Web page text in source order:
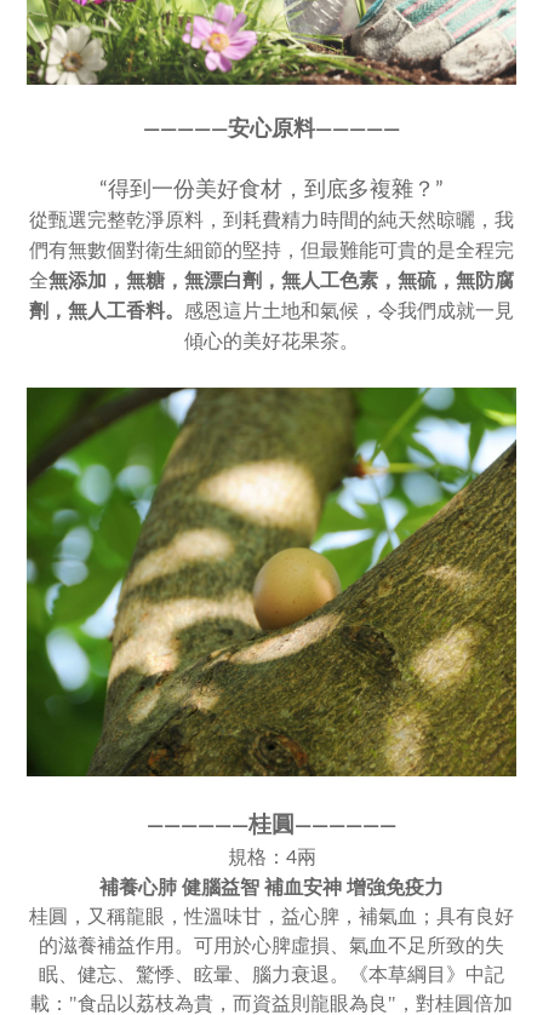
—————安心原料—————
“得到一份美好食材，到底多複雜？”
從甄選完整乾淨原料，到耗費精力時間的純天然晾曬，我
們有無數個對衛生細節的堅持，但最難能可貴的是全程完
全無添加， 無糖，無漂白劑，無人工色素， 無硫，無防腐
劑，無人工香料。 感恩這片土地和氣候，令我們成就一見
傾心的美好花果茶。
——————桂圓 ——————
規格：4兩
補養心肺 健腦益智 補血安神 增強免疫力
桂圓，又稱龍眼，性溫味甘，益心脾，補氣血；具有良好
的滋養補益作用。可用於心脾虛損、氣血不足所致的失
眠、健忘、驚悸、眩暈、腦力衰退。《本草綱目》中記
載："食品以荔枝為貴，而資益則龍眼為良"，對桂圓倍加